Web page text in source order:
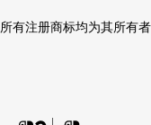
有注册商标均为其所有者